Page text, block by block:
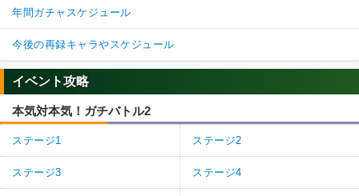
年間ガチャスケジュール
今後の再録キャラやスケジュール
イベント攻略
本気対本気！ガチバトル2
ステージ1 ステージ2
ステージ3 ステージ4